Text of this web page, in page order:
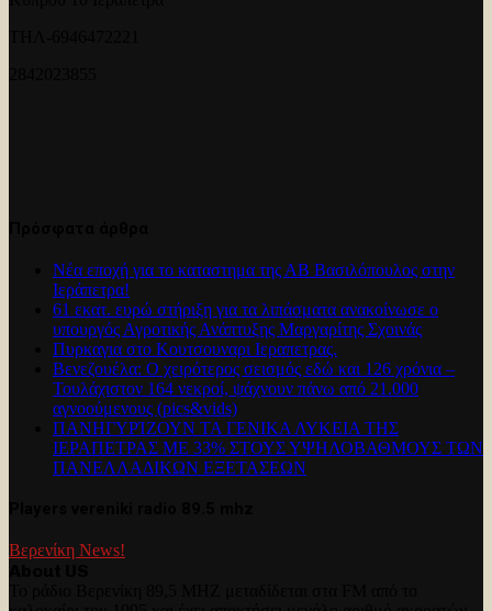
Νέα εποχή για το καταστημα της ΑΒ Βασιλόπουλος στην
Ιεράπετρα!
61 εκατ. ευρώ στήριξη για τα λιπάσματα ανακοίνωσε ο
υπουργός Αγροτικής Ανάπτυξης Μαργαρίτης Σχοινάς
Πυρκαγια στο Κουτσουναρι Ιεραπετρας.
Βενεζουέλα: Ο χειρότερος σεισμός εδώ και 126 χρόνια –
Τουλάχιστον 164 νεκροί, ψάχνουν πάνω από 21.000
αγνοούμενους (pics&vids)
ΠΑΝΗΓΥΡΊΖΟΥΝ ΤΑ ΓΕΝΙΚΑ ΛΥΚΕΙΑ ΤΗΣ
ΙΕΡΑΠΕΤΡΑΣ ΜΕ 33% ΣΤΟΥΣ ΥΨΗΛΟΒΑΘΜΟΥΣ ΤΩΝ
ΠΑΝΕΛΛΑΔΙΚΩΝ ΕΞΕΤΑΣΕΩΝ
Βερενίκη News!